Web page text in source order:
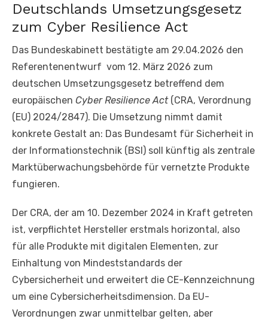
Deutschlands Umsetzungsgesetz
zum Cyber Resilience Act
Das Bundeskabinett bestätigte am 29.04.2026 den
Referentenentwurf vom 12. März 2026 zum
deutschen Umsetzungsgesetz betreffend dem
europäischen Cyber Resilience Act(CRA, Verordnung
(EU) 2024/2847). Die Umsetzung nimmt damit
konkrete Gestalt an: Das Bundesamt für Sicherheit in
der Informationstechnik (BSI) soll künftig als zentrale
Marktüberwachungsbehörde für vernetzte Produkte
fungieren.
Der CRA, der am 10. Dezember 2024 in Kraft getreten
ist, verpflichtet Hersteller erstmals horizontal, also
für alle Produkte mit digitalen Elementen, zur
Einhaltung von Mindeststandards der
Cybersicherheit und erweitert die CE-Kennzeichnung
um eine Cybersicherheitsdimension. Da EU-
Verordnungen zwar unmittelbar gelten, aber